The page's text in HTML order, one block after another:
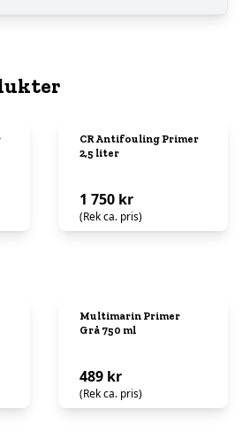
CR Antifouling Primer
2,5 liter
1 750 kr
(Rek ca. pris)
Multimarin Primer
Grå 750 ml
489 kr
(Rek ca. pris)